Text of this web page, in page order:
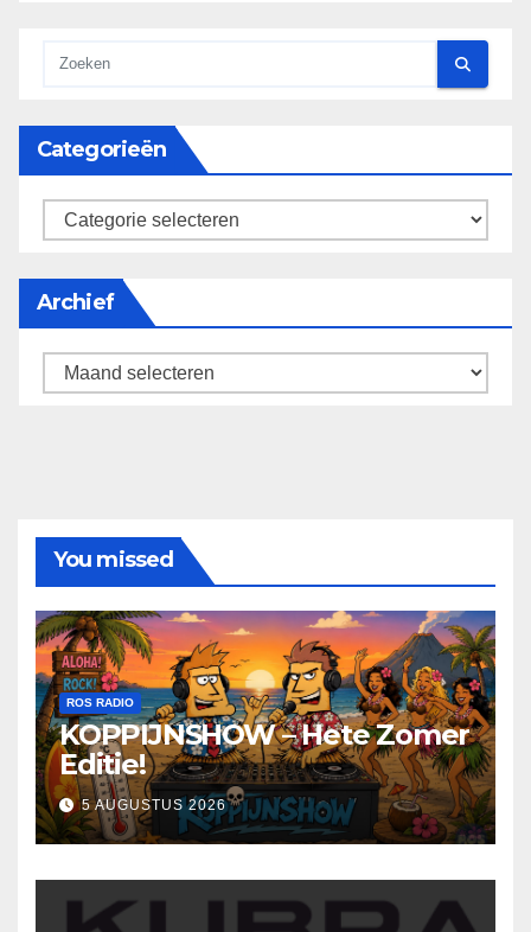
Categorieën
categorieën
Archief
Archief
You missed
ROS RADIO
KOPPIJNSHOW – Hete Zomer
Editie!
5 AUGUSTUS 2026